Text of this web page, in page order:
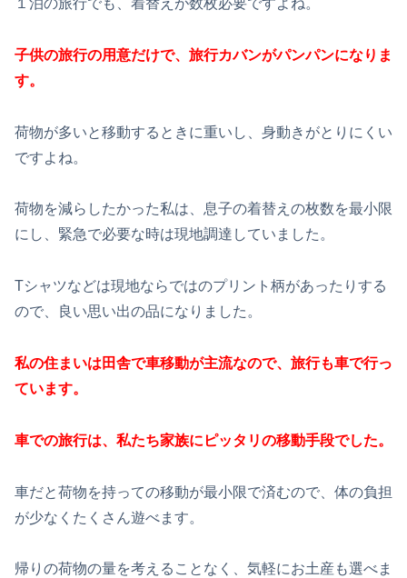
１泊の旅行でも、着替えが数枚必要ですよね。
子供の旅行の用意だけで、旅行カバンがパンパンになりま
す。
荷物が多いと移動するときに重いし、身動きがとりにくい
ですよね。
荷物を減らしたかった私は、息子の着替えの枚数を最小限
にし、緊急で必要な時は現地調達していました。
Tシャツなどは現地ならではのプリント柄があったりする
ので、良い思い出の品になりました。
私の住まいは田舎で車移動が主流なので、旅行も車で行っ
ています。
車での旅行は、私たち家族にピッタリの移動手段でした。
車だと荷物を持っての移動が最小限で済むので、体の負担
が少なくたくさん遊べます。
帰りの荷物の量を考えることなく、気軽にお土産も選べま